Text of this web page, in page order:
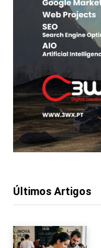
Últimos Artigos